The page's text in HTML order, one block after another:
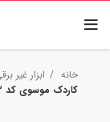
خانه ابزار غیر
کاردک موسوی کد 03